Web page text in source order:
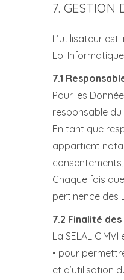
7. GESTION
L’utilisateur
Loi
7.1
Pour les
responsable du
En tant que
appartient
Chaque fois
pertinence des
7.2 Finalité
La SELAL
• pour
et d’utilisation